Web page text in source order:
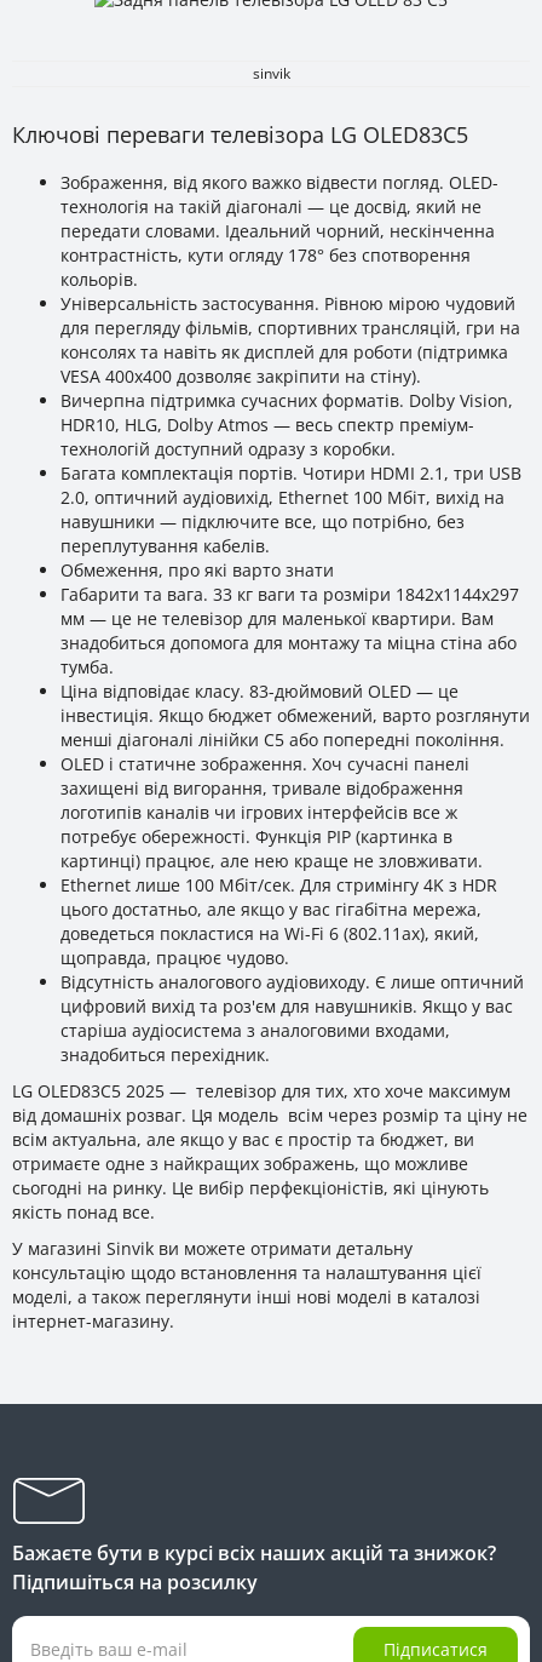
sinvik
Ключові переваги телевізора LG OLED83C5
Зображення, від якого важко відвести погляд. OLED-
технологія на такій діагоналі — це досвід, який не
передати словами. Ідеальний чорний, нескінченна
контрастність, кути огляду 178° без спотворення
кольорів.
Універсальність застосування. Рівною мірою чудовий
для перегляду фільмів, спортивних трансляцій, гри на
консолях та навіть як дисплей для роботи (підтримка
VESA 400x400 дозволяє закріпити на стіну).
Вичерпна підтримка сучасних форматів. Dolby Vision,
HDR10, HLG, Dolby Atmos — весь спектр преміум-
технологій доступний одразу з коробки.
Багата комплектація портів. Чотири HDMI 2.1, три USB
2.0, оптичний аудіовихід, Ethernet 100 Мбіт, вихід на
навушники — підключите все, що потрібно, без
переплутування кабелів.
Обмеження, про які варто знати
Габарити та вага. 33 кг ваги та розміри 1842x1144x297
мм — це не телевізор для маленької квартири. Вам
знадобиться допомога для монтажу та міцна стіна або
тумба.
Ціна відповідає класу. 83-дюймовий OLED — це
інвестиція. Якщо бюджет обмежений, варто розглянути
менші діагоналі лінійки C5 або попередні покоління.
OLED і статичне зображення. Хоч сучасні панелі
захищені від вигорання, тривале відображення
логотипів каналів чи ігрових інтерфейсів все ж
потребує обережності. Функція PIP (картинка в
картинці) працює, але нею краще не зловживати.
Ethernet лише 100 Мбіт/сек. Для стримінгу 4K з HDR
цього достатньо, але якщо у вас гігабітна мережа,
доведеться покластися на Wi-Fi 6 (802.11ax), який,
щоправда, працює чудово.
Відсутність аналогового аудіовиходу. Є лише оптичний
цифровий вихід та роз'єм для навушників. Якщо у вас
старіша аудіосистема з аналоговими входами,
знадобиться перехідник.
LG OLED83C5 2025 — телевізор для тих, хто хоче максимум
від домашніх розваг. Ця модель всім через розмір та ціну не
всім актуальна, але якщо у вас є простір та бюджет, ви
отримаєте одне з найкращих зображень, що можливе
сьогодні на ринку. Це вибір перфекціоністів, які цінують
якість понад все.
У магазині Sinvik ви можете отримати детальну
консультацію щодо встановлення та налаштування цієї
моделі, а також переглянути інші нові моделі в каталозі
інтернет-магазину.
Бажаєте бути в курсі всіх наших акцій та знижок?
Підпишіться на розсилку
Підписатися